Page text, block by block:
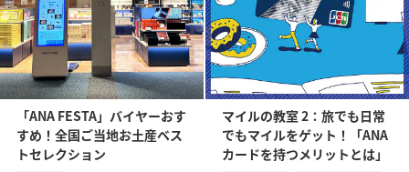
「ANA FESTA」バイヤーおす
すめ！全国ご当地お土産ベス
トセレクション
マイルの教室 2：旅でも日常
でもマイルをゲット！「ANA
カードを持つメリットとは」